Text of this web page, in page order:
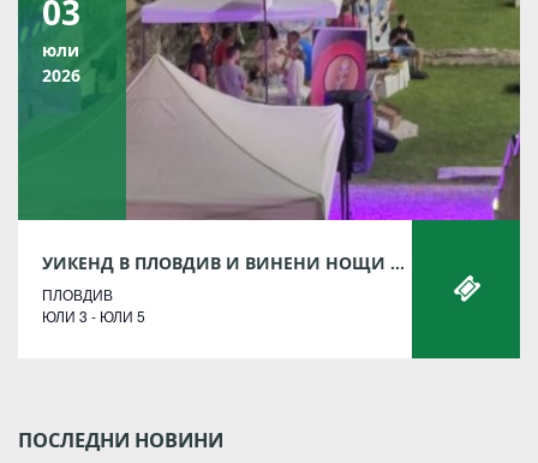
03
юли
2026
УИКЕНД В ПЛОВДИВ И ВИНЕНИ НОЩИ ВЪВ ФИЛИПОПОЛИС
ПЛОВДИВ
ЮЛИ 3 - ЮЛИ 5
ПОСЛЕДНИ НОВИНИ